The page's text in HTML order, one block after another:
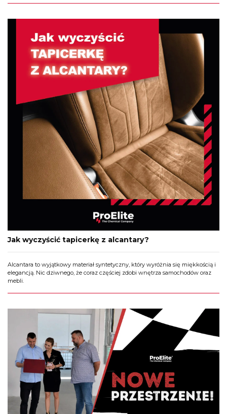
Jak wyczyścić tapicerkę z alcantary?
Alcantara to wyjątkowy materiał syntetyczny, który wyróżnia się miękkością i
elegancją. Nic dziwnego, że coraz częściej zdobi wnętrza samochodów oraz
mebli.